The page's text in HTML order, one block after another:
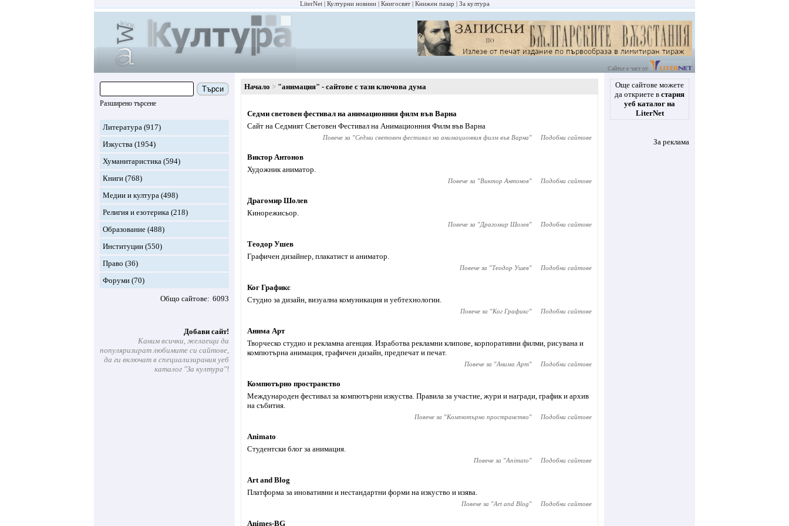
LiterNet Културни новини Книгосвят Книжен пазар За култура
Сайтът е част от
Търси
Разширено търсене
Литература (917)
Изкуства (1954)
Хуманитаристика (594)
Книги (768)
Медии и култура (498)
Религия и езотерика (218)
Образование (488)
Институции (550)
Право (36)
Форуми (70)
Общо сайтове 6093
Добави сайт!
Каним всички, желаещи да
популяризират любимите си сайтове,
да ги включат в специализирания уеб
каталог "За култура"!
Начало "анимация" - сайтове с тази ключова дума
Седми световен фестивал на анимационния филм във Варна
Сайт на Седмият Световен Фестивал на Анимационния Филм във Варна
Повече за "Седми световен фестивал на анимационния филм във Варна" Подобни сайтове
Виктор Антонов
Художник аниматор.
Повече за "Виктор Антонов" Подобни сайтове
Драгомир Шолев
Кинорежисьор.
Повече за "Драгомир Шолев" Подобни сайтове
Теодор Ушев
Графичен дизайнер, плакатист и аниматор.
Повече за "Теодор Ушев" Подобни сайтове
Ког Графикс
Студио за дизайн, визуална комуникация и уебтехнологии.
Повече за "Ког Графикс" Подобни сайтове
Анима Арт
Творческо студио и рекламна агенция. Изработва рекламни клипове, корпоративни филми, рисувана и
компютърна анимация, графичен дизайн, предпечат и печат.
Повече за "Анима Арт" Подобни сайтове
Компютърно пространство
Международен фестивал за компютърни изкуства. Правила за участие, жури и награди, график и архив
на събития.
Повече за "Компютърно пространство" Подобни сайтове
Animato
Студентски блог за анимация.
Повече за "Animato" Подобни сайтове
Art and Blog
Платформа за иновативни и нестандартни форми на изкуство и изява.
Повече за "Art and Blog" Подобни сайтове
Animes-BG
Още сайтове можете
да откриете в стария
уеб каталог на
LiterNet
За реклама